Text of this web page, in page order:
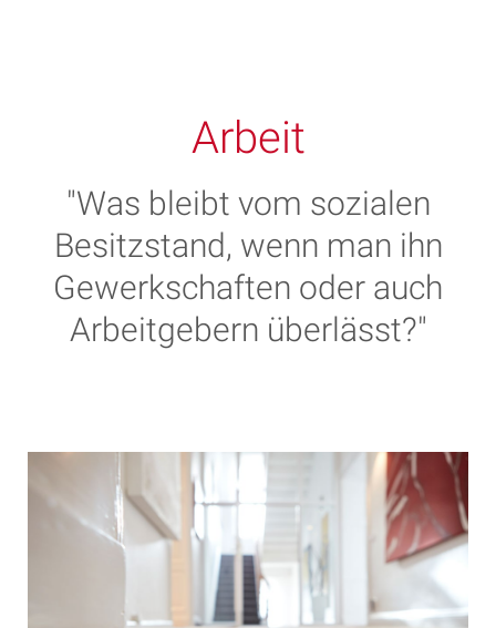
Arbeit
"Was bleibt vom sozialen
Besitzstand, wenn man ihn
Gewerkschaften oder auch
Arbeitgebern überlässt?"